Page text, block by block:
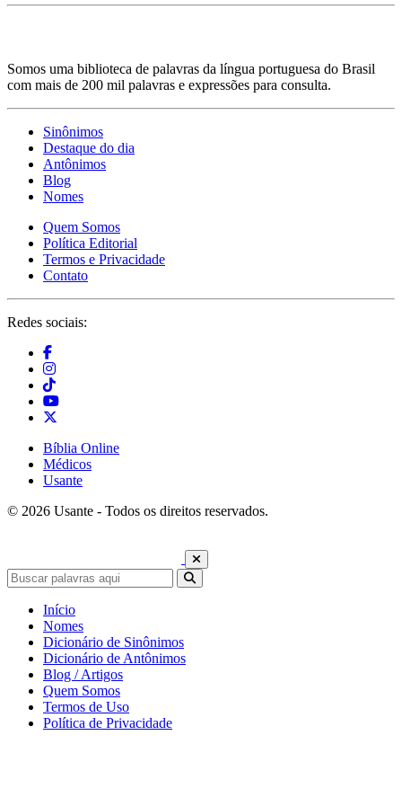
Somos uma biblioteca de palavras da língua portuguesa do Brasil
com mais de 200 mil palavras e expressões para consulta.
Sinônimos
Destaque do dia
Antônimos
Blog
Nomes
Quem Somos
Política Editorial
Termos e Privacidade
Contato
Redes sociais:
Bíblia Online
Médicos
Usante
© 2026 Usante - Todos os direitos reservados.
Início
Nomes
Dicionário de Sinônimos
Dicionário de Antônimos
Blog / Artigos
Quem Somos
Termos de Uso
Política de Privacidade